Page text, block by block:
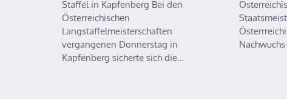
Staffel in Kapfenberg Bei den
Österreichischen
Langstaffelmeisterschaften
vergangenen Donnerstag in
Kapfenberg sicherte sich die…